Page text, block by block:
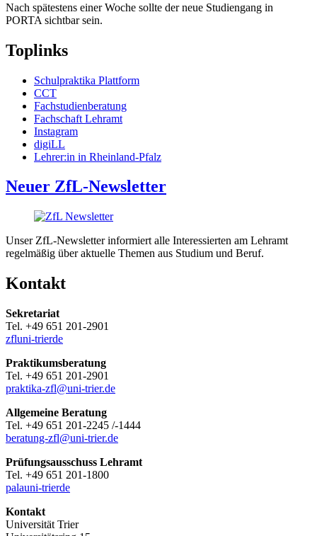
Nach spätestens einer Woche sollte der neue Studiengang in
PORTA sichtbar sein.
Toplinks
Schulpraktika Plattform
CCT
Fachstudienberatung
Fachschaft Lehramt
Instagram
digiLL
Lehrer:in in Rheinland-Pfalz
Neuer ZfL-Newsletter
Unser ZfL-Newsletter informiert alle Interessierten am Lehramt
regelmäßig über aktuelle Themen aus Studium und Beruf.
Kontakt
Sekretariat
Tel. +49 651 201-2901
zfluni-trierde
Praktikumsberatung
Tel. +49 651 201-2901
praktika-zfl@uni-trier.de
Allgemeine Beratung
Tel. +49 651 201-2245 /-1444
beratung-zfl@uni-trier.de
Prüfungsausschuss Lehramt
Tel. +49 651 201-1800
palauni-trierde
Kontakt
Universität Trier